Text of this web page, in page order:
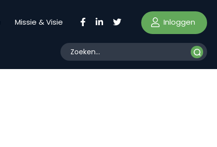
Missie & Visie Inloggen